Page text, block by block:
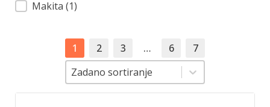
Makita (1)
1 2 3 … 6
7
Sortiranje
Zadano sortiranje
Sortiranje